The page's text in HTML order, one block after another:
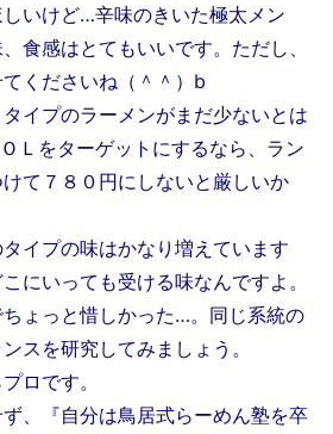
いけど…辛味のきいた極太メン
食感はとてもいいです。ただし、
くださいね（＾＾）b
イプのラーメンがまだ少ないとは
Ｌをターゲットにするなら、ラン
て７８０円にしないと厳しいか
タイプの味はかなり増えています
にいっても受ける味なんですよ。
ょっと惜しかった…。同じ系統の
スを研究してみましょう。
ロです。
、『自分は鳥居式らーめん塾を卒